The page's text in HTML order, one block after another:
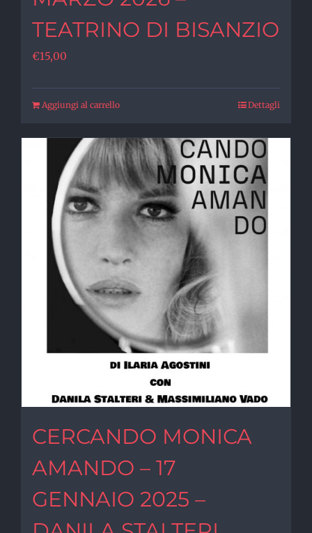
TEATRINO DI BISANZIO
€15,00
Aggiungi al carrello Dettagli
CERCANDO MONICA
AMANDO – 17
GENNAIO 2025 –